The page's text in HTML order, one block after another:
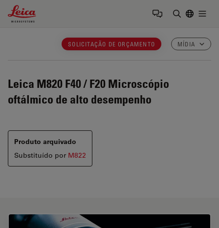
Leica Microsystems Logo
SOLICITAÇÃO DE ORÇAMENTO MÍDIA
Leica M820 F40 / F20 Microscópio
oftálmico de alto desempenho
Produto arquivado
Substituído por M822